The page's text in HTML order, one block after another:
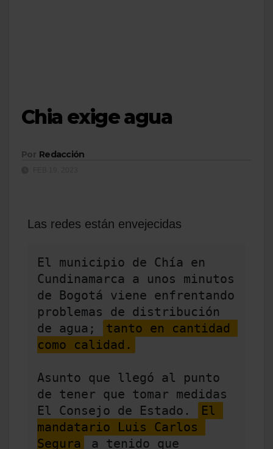
Chia exige agua
Por Redacción
Las redes están envejecidas
El municipio de Chía en
Cundinamarca a unos minutos
de Bogotá viene enfrentando
problemas de distribución
de agua;
tanto en cantidad
como calidad.
Asunto que llegó al punto
de tener que tomar medidas
El Consejo de Estado.
El
mandatario Luis Carlos
Segura
a tenido que